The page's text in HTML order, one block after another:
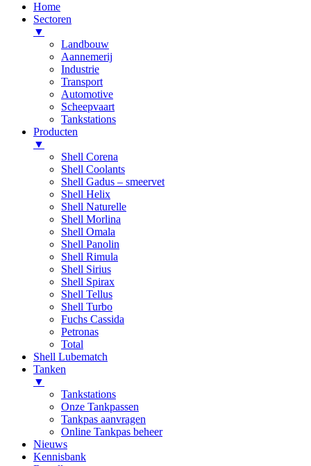
Home
Sectoren
▼
Landbouw
Aannemerij
Industrie
Transport
Automotive
Scheepvaart
Tankstations
Producten
▼
Shell Corena
Shell Coolants
Shell Gadus – smeervet
Shell Helix
Shell Naturelle
Shell Morlina
Shell Omala
Shell Panolin
Shell Rimula
Shell Sirius
Shell Spirax
Shell Tellus
Shell Turbo
Fuchs Cassida
Petronas
Total
Shell Lubematch
Tanken
▼
Tankstations
Onze Tankpassen
Tankpas aanvragen
Online Tankpas beheer
Nieuws
Kennisbank